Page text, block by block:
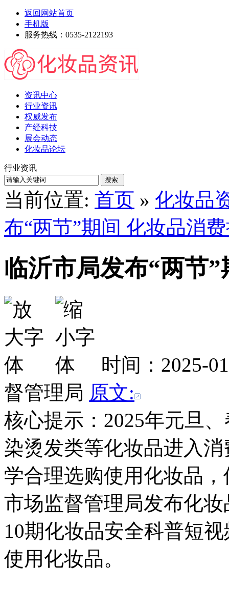
返回网站首页
手机版
服务热线：0535-2122193
资讯中心
行业资讯
权威发布
产经科技
展会动态
化妆品论坛
行业资讯
当前位置: 首页 » 化妆品
布“两节”期间 化妆品消
临沂市局发布“两节
时间：2025-
督管理局 原文:
核心提示：2025年元旦
染烫发类等化妆品进入
学合理选购使用化妆品
市场监督管理局发布化
10期化妆品安全科普短
使用化妆品。